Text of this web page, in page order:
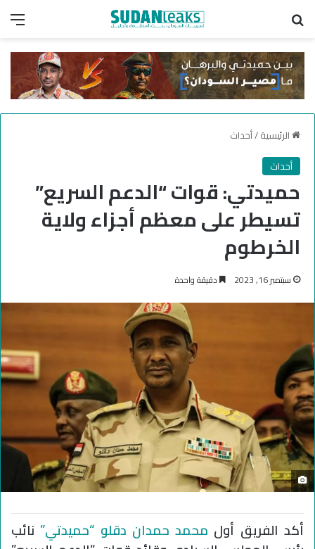
الرئيسية/أحداث
أحداث
حميدتي: قوات “الدعم السريع”
تسيطر على معظم أجزاء ولاية
الخرطوم
سبتمبر 16, 2023 دقيقة واحدة
أكد الفريق أول محمد حمدان دقلو “حميدتي” نائب